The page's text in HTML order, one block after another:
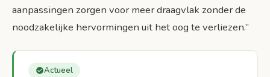
aanpassingen zorgen voor meer draagvlak zonder de
noodzakelijke hervormingen uit het oog te verliezen.”
Actueel